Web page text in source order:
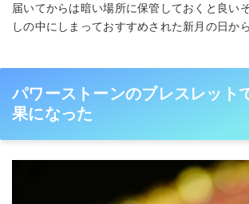
届いてからは暗い場所に保管しておくと良い
しの中にしまっておすすめされた新月の日か
パワーストーンのブレスレット
果になった